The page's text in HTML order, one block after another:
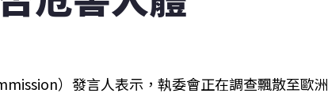
）發言人表示，執委會正在調查飄散至歐洲